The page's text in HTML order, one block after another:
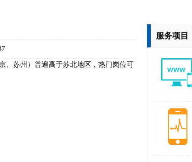
、苏州）普遍高于苏北地区，热门岗位可
服务项目